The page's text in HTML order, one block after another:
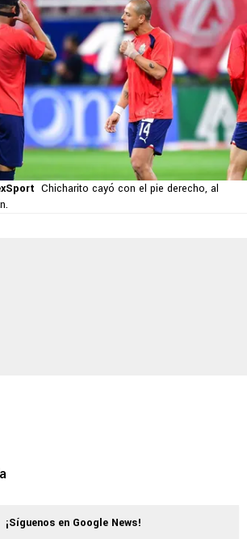
Chicharito cayó con el pie derecho, al
¡Síguenos en Google News!